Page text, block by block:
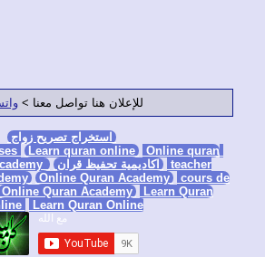
للإعلان هنا تواصل معنا >واتساب
استخراج تصريح زواج
Learn quran online Online
اكاديمية تحفيظ قران Online Quran Academy
Academy Online Quran Academy cours
ligne Online Quran Academy Learn Quran
Online Learn Quran Online